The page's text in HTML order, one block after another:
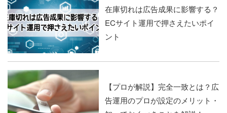
在庫切れは広告成果に影響する？
ECサイト運用で押さえたいポイ
ント
【プロが解説】完全一致とは？広
告運用のプロが設定のメリット・